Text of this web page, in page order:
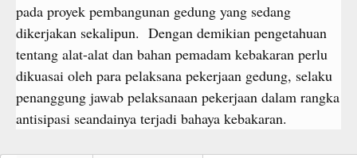
pada proyek pembangunan gedung yang sedang
dikerjakan sekalipun. Dengan demikian pengetahuan
tentang alat-alat dan bahan pemadam kebakaran perlu
dikuasai oleh para pelaksana pekerjaan gedung, selaku
penanggung jawab pelaksanaan pekerjaan dalam rangka
antisipasi seandainya terjadi bahaya kebakaran.